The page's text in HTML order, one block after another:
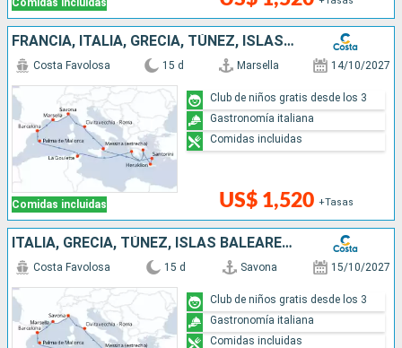
Comidas incluidas
FRANCIA, ITALIA, GRECIA, TÚNEZ, ISLAS BALEARES, ESPAÑA
Comidas incluidas
Costa Favolosa 15 d Marsella 14/10/2027
US$ 1,520 +Tasas
Club de niños gratis desde los 3
Gastronomía italiana
Comidas incluidas
ITALIA, GRECIA, TÚNEZ, ISLAS BALEARES, ESPAÑA, FRANCIA
Costa Favolosa 15 d Savona 15/10/2027
Club de niños gratis desde los 3
Gastronomía italiana
Comidas incluidas